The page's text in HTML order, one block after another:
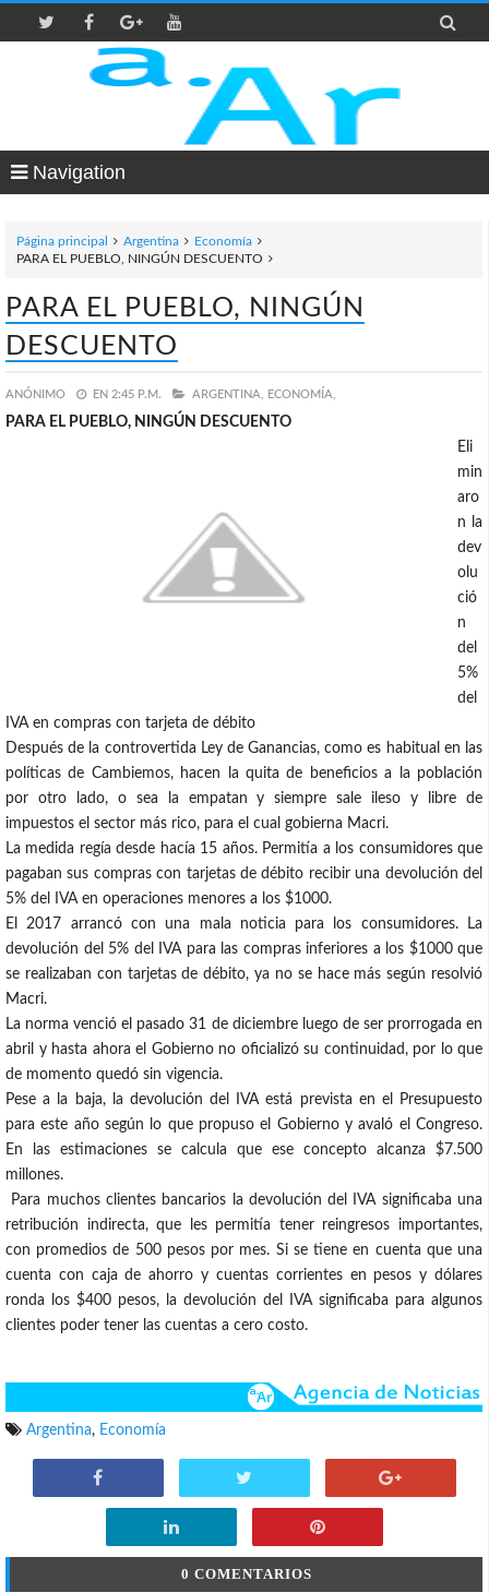

Navigation
Página principal Argentina
Economía
PARA EL PUEBLO, NINGÚN DESCUENTO
PARA EL PUEBLO, NINGÚN
DESCUENTO
ANÓNIMO EN 2:45 P.M. ARGENTINA, ECONOMÍA,
PARA EL PUEBLO, NINGÚN DESCUENTO
Eli
min
aro
n la
dev
olu
ció
n
del
5%
del
IVA en compras con tarjeta de débito
Después de la controvertida Ley de Ganancias, como es habitual en las
políticas de Cambiemos, hacen la quita de beneficios a la población
por otro lado, o sea la empatan y siempre sale ileso y libre de
impuestos el sector más rico, para el cual gobierna Macri.
La medida regía desde hacía 15 años. Permitía a los consumidores que
pagaban sus compras con tarjetas de débito recibir una devolución del
5% del IVA en operaciones menores a los $1000.
El 2017 arrancó con una mala noticia para los consumidores. La
devolución del 5% del IVA para las compras inferiores a los $1000 que
se realizaban con tarjetas de débito, ya no se hace más según resolvió
Macri.
La norma venció el pasado 31 de diciembre luego de ser prorrogada en
abril y hasta ahora el Gobierno no oficializó su continuidad, por lo que
de momento quedó sin vigencia.
Pese a la baja, la devolución del IVA está prevista en el Presupuesto
para este año según lo que propuso el Gobierno y avaló el Congreso.
En las estimaciones se calcula que ese concepto alcanza $7.500
millones.
Para muchos clientes bancarios la devolución del IVA significaba una
retribución indirecta, que les permitía tener reingresos importantes,
con promedios de 500 pesos por mes. Si se tiene en cuenta que una
cuenta con caja de ahorro y cuentas corrientes en pesos y dólares
ronda los $400 pesos, la devolución del IVA significaba para algunos
clientes poder tener las cuentas a cero costo.
Argentina, Economía
0 COMENTARIOS